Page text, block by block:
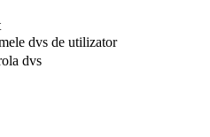
dvs de utilizator
dvs